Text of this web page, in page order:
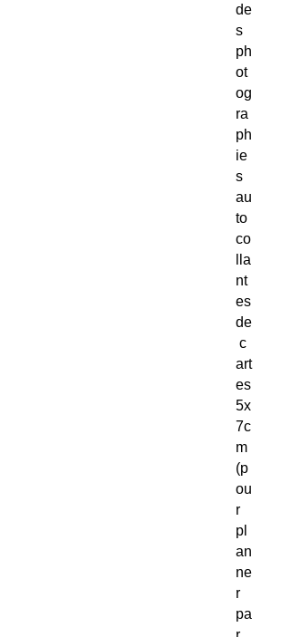
de
s
ph
ot
og
ra
ph
ie
s
au
to
co
lla
nt
es
de
c
art
es
5x
7c
m
(p
ou
r
pl
an
ne
r
pa